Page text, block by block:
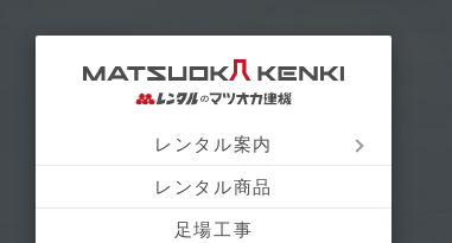
レンタル案内
レンタル商品
足場工事